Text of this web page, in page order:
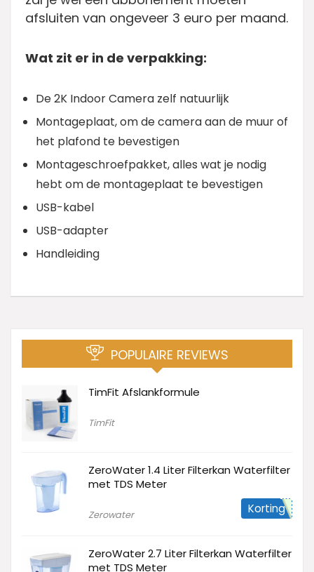
afsluiten van ongeveer 3 euro per maand.
Wat zit er in de verpakking:
De 2K Indoor Camera zelf natuurlijk
Montageplaat, om de camera aan de muur of
het plafond te bevestigen
Montageschroefpakket, alles wat je nodig
hebt om de montageplaat te bevestigen
USB-kabel
USB-adapter
Handleiding
POPULAIRE REVIEWS
TimFit Afslankformule
TimFit
ZeroWater 1.4 Liter Filterkan Waterfilter
met TDS Meter
Zerowater Korting
ZeroWater 2.7 Liter Filterkan Waterfilter
met TDS Meter